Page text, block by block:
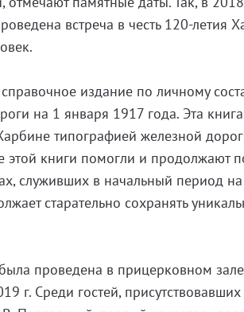
встреча в честь 120-летия
издание по личному
на 1 января 1917 года. Эта
типографией железной
книги помогли и продолжают
служивших в начальный период
старательно сохранять
проведена в прицерковном
г. Среди гостей,